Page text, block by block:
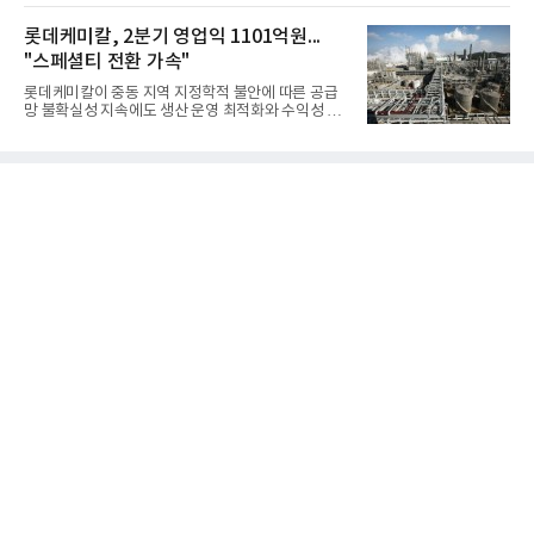
분야를
체별로 엇갈린 가운데 하반기 신작 흥행과 해외 시장
성과가 실적을 좌우할 핵심 변수로 떠오르고 있다.8일
업계에 따르면 올해 상반기 게임업계는 기업별 성적
표가 크게 갈렸다. 대표적으로 크래프톤은 'PUBG: 배
틀그라운드'의 안정적인 성장에 힘입어 상반기 연결
기준 매출 2조6616억원, 영업이익 9725억원으로 역
대 최대 실적을 기록했다. 엔씨도 올해 출시한 '아이온
롯데케미칼, 2분기 영업익 1101억원...
"스페셜티 전환 가속"
롯데케미칼이 중동 지역 지정학적 불안에 따른 공급
망 불확실성 지속에도 생산 운영 최적화와 수익성 중